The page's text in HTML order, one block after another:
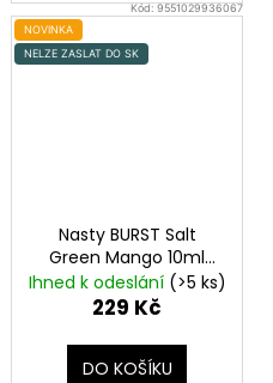
Kód:9551029936067
NOVINKA
NELZE ZASLAT DO SK
Nasty BURST Salt
Green Mango 10ml
20mg Zelené mango,
Chladivá složka (ICE)
Ihned k odeslání (>5 ks)
229 Kč
DO KOŠÍKU